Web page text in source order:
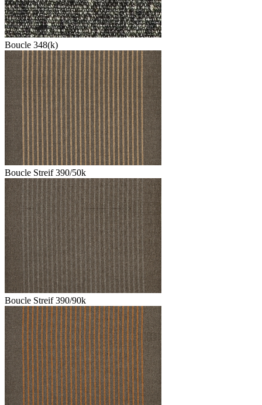
Boucle 348(k)
Boucle Streif 390/50k
Boucle Streif 390/90k